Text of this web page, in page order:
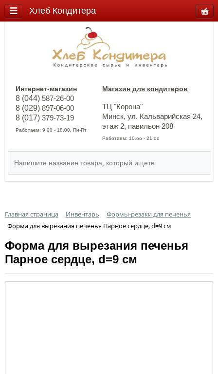
Интернет-магазин
8 (044) 587-26-00
8 (029) 897-06-00
8 (017) 379-73-19
Работаем: 9.00 - 18.00, Пн-Пт
Магазин для кондитеров
ТЦ "Корона"
Минск, ул. Кальварийская 24,
этаж 2, павильон 208
Работаем: 10.оо - 21.оо
Главная страница Инвентарь
Формы-резаки для печенья
Форма для вырезания печенья Парное сердце, d=9 см
Форма для вырезания печенья
Парное сердце, d=9 см
Хлеб Кондитера